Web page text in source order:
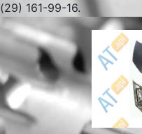
(29) 161-99-16.